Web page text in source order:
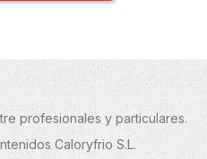
profesionales y particulares.
Caloryfrio S.L.